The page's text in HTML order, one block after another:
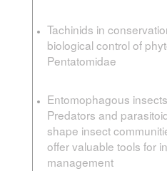
Tachinids in
biological control of
Pentatomidae
Entomophagous
Predators and
shape insect
offer valuable tools for
management